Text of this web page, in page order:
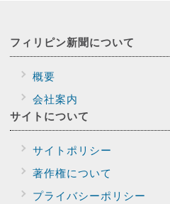
フィリピン新聞について
概要
会社案内
サイトについて
サイトポリシー
著作権について
プライバシーポリシー